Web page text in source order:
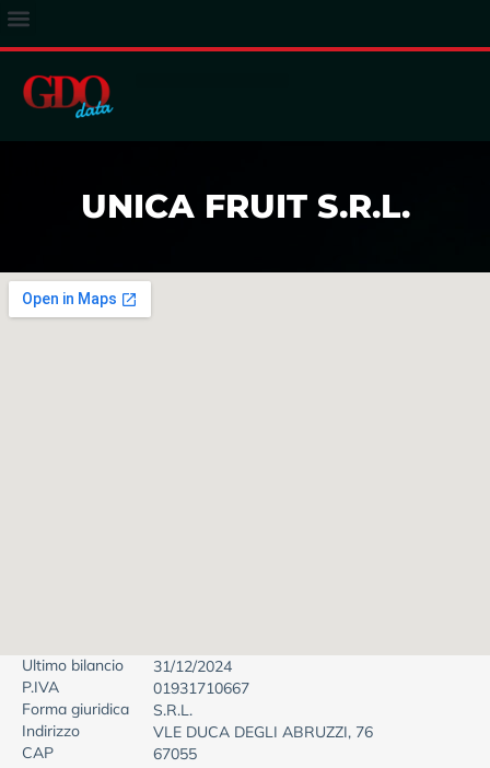
UNICA FRUIT S.R.L.
Ultimo bilancio
31/12/2024
P.IVA
01931710667
Forma giuridica
S.R.L.
Indirizzo
VLE DUCA DEGLI ABRUZZI, 76
CAP
67055